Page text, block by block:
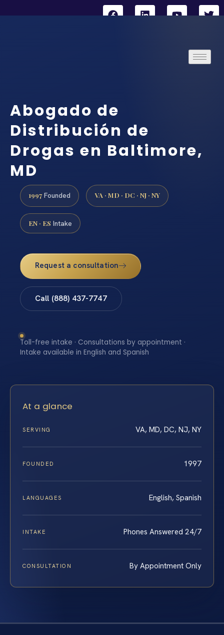
Abogado de
Distribución de
Drogas en Baltimore,
MD
1997 Founded VA · MD · DC · NJ · NY
EN · ES Intake
Request a consultation
Call (888) 437-7747
Toll-free intake · Consultations by appointment ·
Intake available in English and Spanish
At a glance
SERVING VA, MD, DC, NJ, NY
FOUNDED 1997
LANGUAGES English, Spanish
INTAKE Phones Answered 24/7
CONSULTATION By Appointment Only